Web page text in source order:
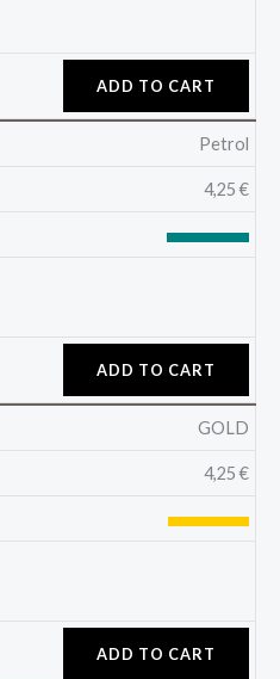
ADD TO CART
Petrol
4,25€
ADD TO CART
GOLD
4,25€
ADD TO CART